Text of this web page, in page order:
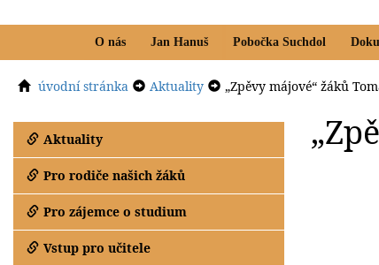
O nás Jan Hanuš Pobočka Suchdol
úvodní stránka Aktuality „Zpěvy májové“ žáků
Aktuality
Pro rodiče našich žáků
Pro zájemce o studium
Vstup pro učitele